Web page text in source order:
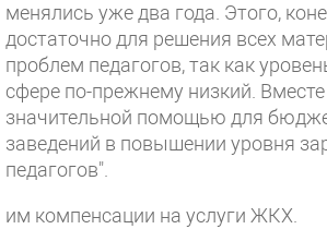
менялись уже два года. Этого,
достаточно для решения всех
проблем педагогов, так как
сфере по-прежнему низкий. Вместе
значительной помощью для
заведений в повышении уровня
педагогов".
им компенсации на услуги ЖКХ.